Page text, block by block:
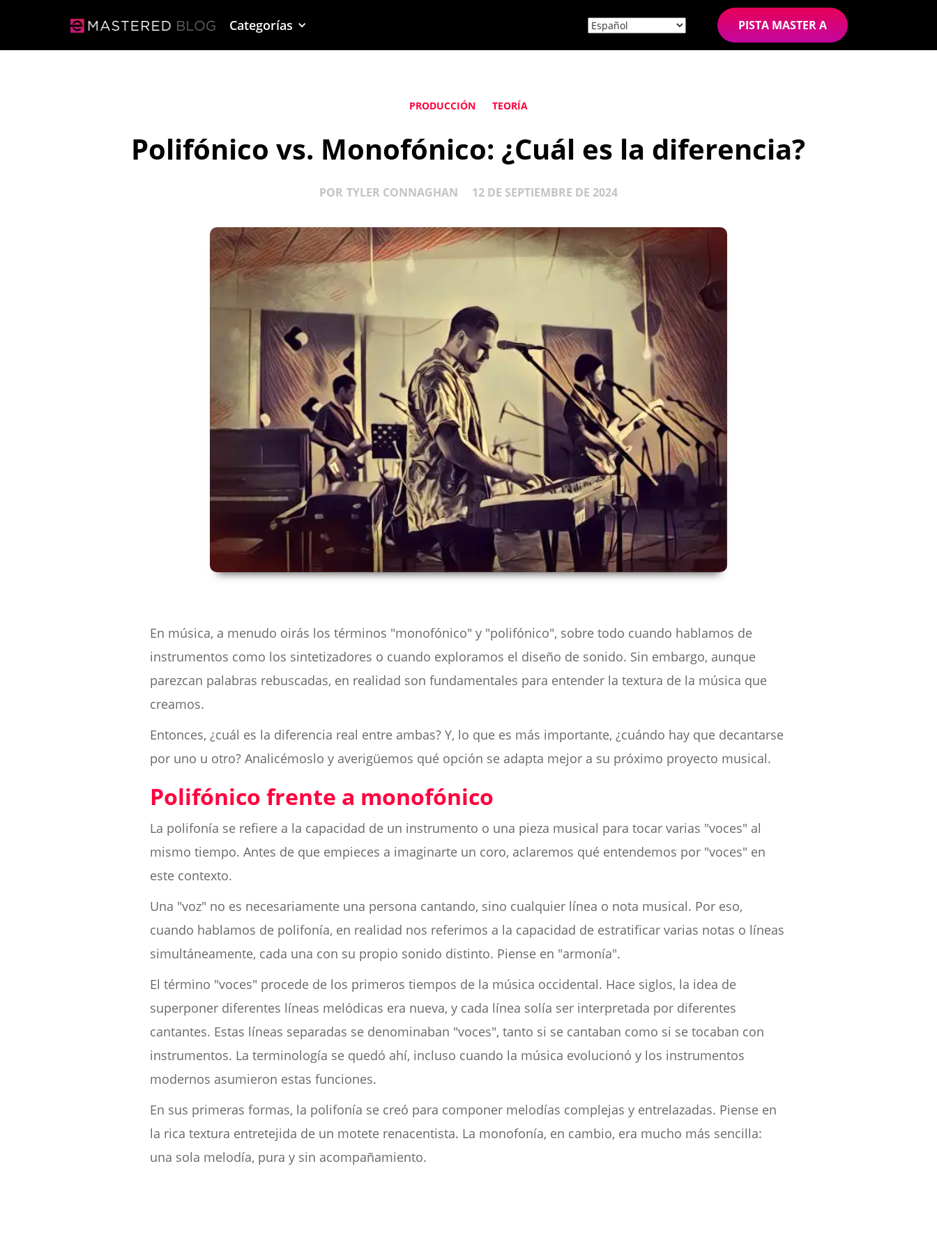
Categorías PISTA MASTER A
PRODUCCIÓN TEORÍA
Polifónico vs. Monofónico: ¿Cuál es la diferencia?
POR TYLER CONNAGHAN 12 DE SEPTIEMBRE DE 2024
En música, a menudo oirás los términos "monofónico" y "polifónico", sobre todo cuando hablamos de
instrumentos como los sintetizadores o cuando exploramos el diseño de sonido. Sin embargo, aunque
parezcan palabras rebuscadas, en realidad son fundamentales para entender la textura de la música que
creamos.
Entonces, ¿cuál es la diferencia real entre ambas? Y, lo que es más importante, ¿cuándo hay que decantarse
por uno u otro? Analicémoslo y averigüemos qué opción se adapta mejor a su próximo proyecto musical.
Polifónico frente a monofónico
La polifonía se refiere a la capacidad de un instrumento o una pieza musical para tocar varias "voces" al
mismo tiempo. Antes de que empieces a imaginarte un coro, aclaremos qué entendemos por "voces" en
este contexto.
Una "voz" no es necesariamente una persona cantando, sino cualquier línea o nota musical. Por eso,
cuando hablamos de polifonía, en realidad nos referimos a la capacidad de estratificar varias notas o líneas
simultáneamente, cada una con su propio sonido distinto. Piense en "armonía".
El término "voces" procede de los primeros tiempos de la música occidental. Hace siglos, la idea de
superponer diferentes líneas melódicas era nueva, y cada línea solía ser interpretada por diferentes
cantantes. Estas líneas separadas se denominaban "voces", tanto si se cantaban como si se tocaban con
instrumentos. La terminología se quedó ahí, incluso cuando la música evolucionó y los instrumentos
modernos asumieron estas funciones.
En sus primeras formas, la polifonía se creó para componer melodías complejas y entrelazadas. Piense en
la rica textura entretejida de un motete renacentista. La monofonía, en cambio, era mucho más sencilla:
una sola melodía, pura y sin acompañamiento.